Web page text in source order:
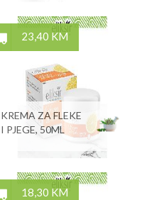
23,40 KM
KREMA ZA FLEKE
I PJEGE, 50ML
18,30 KM